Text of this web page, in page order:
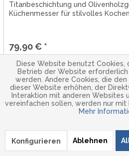
Titanbeschichtung und
Küchenmesser für stilvolles
79,90 € *
Lieferzeit 1-3 Werktage
Diese Website benutzt Cookies,
Betrieb der Website
werden. Andere Cookies, die
dieser Website erhöhen, der
Interaktion mit anderen Websites
vereinfachen sollen, werden nur mit
Mehr
Ablehnen
Konfigurieren